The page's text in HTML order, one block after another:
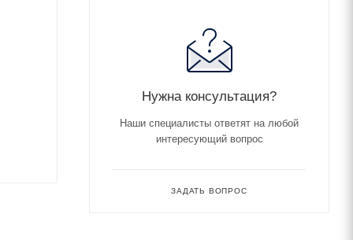
Нужна консультация?
Наши специалисты ответят на любой
интересующий вопрос
ЗАДАТЬ ВОПРОС